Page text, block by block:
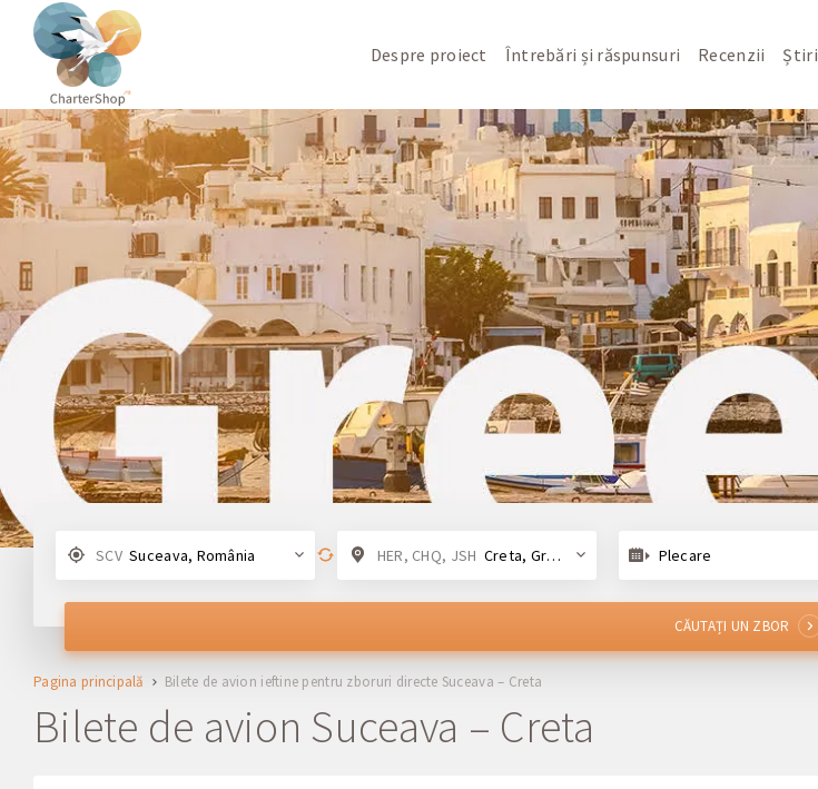
Despre proiect Întrebări și răspunsuri Recenzii Știri
SCV Suceava, România HER, CHQ, JSH Creta, Grecia Plecare
CĂUTAȚI UN ZBOR
Pagina principală Bilete de avion ieftine pentru zboruri directe Suceava – Creta
Bilete de avion Suceava – Creta